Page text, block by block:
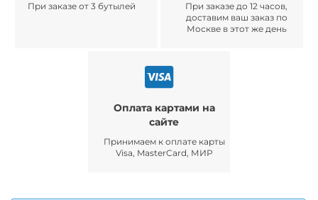
При заказе от 3 бутылей
При заказе до 12 часов,
доставим ваш заказ по
Москве в этот же день
Оплата картами на
сайте
Принимаем к оплате карты
Visa, MasterCard, МИР